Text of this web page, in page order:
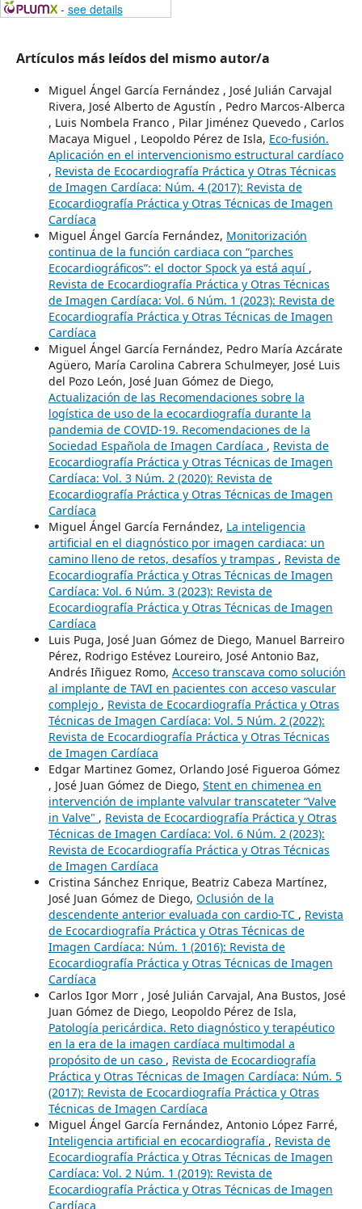
- see details
Artículos más leídos del mismo autor/a
Miguel Ángel García Fernández , José Julián Carvajal
Rivera, José Alberto de Agustín , Pedro Marcos-Alberca
, Luis Nombela Franco , Pilar Jiménez Quevedo , Carlos
Macaya Miguel , Leopoldo Pérez de Isla, Eco-fusión.
Aplicación en el intervencionismo estructural cardíaco
, Revista de Ecocardiografía Práctica y Otras Técnicas
de Imagen Cardíaca: Núm. 4 (2017): Revista de
Ecocardiografía Práctica y Otras Técnicas de Imagen
Cardíaca
Miguel Ángel García Fernández, Monitorización
continua de la función cardiaca con “parches
Ecocardiográficos”: el doctor Spock ya está aquí ,
Revista de Ecocardiografía Práctica y Otras Técnicas
de Imagen Cardíaca: Vol. 6 Núm. 1 (2023): Revista de
Ecocardiografía Práctica y Otras Técnicas de Imagen
Cardíaca
Miguel Ángel García Fernández, Pedro María Azcárate
Agüero, María Carolina Cabrera Schulmeyer, José Luis
del Pozo León, José Juan Gómez de Diego,
Actualización de las Recomendaciones sobre la
logística de uso de la ecocardiografía durante la
pandemia de COVID-19. Recomendaciones de la
Sociedad Española de Imagen Cardíaca , Revista de
Ecocardiografía Práctica y Otras Técnicas de Imagen
Cardíaca: Vol. 3 Núm. 2 (2020): Revista de
Ecocardiografía Práctica y Otras Técnicas de Imagen
Cardíaca
Miguel Ángel García Fernández, La inteligencia
artificial en el diagnóstico por imagen cardiaca: un
camino lleno de retos, desafíos y trampas , Revista de
Ecocardiografía Práctica y Otras Técnicas de Imagen
Cardíaca: Vol. 6 Núm. 3 (2023): Revista de
Ecocardiografía Práctica y Otras Técnicas de Imagen
Cardíaca
Luis Puga, José Juan Gómez de Diego, Manuel Barreiro
Pérez, Rodrigo Estévez Loureiro, José Antonio Baz,
Andrés Iñiguez Romo, Acceso transcava como solución
al implante de TAVI en pacientes con acceso vascular
complejo , Revista de Ecocardiografía Práctica y Otras
Técnicas de Imagen Cardíaca: Vol. 5 Núm. 2 (2022):
Revista de Ecocardiografía Práctica y Otras Técnicas
de Imagen Cardíaca
Edgar Martinez Gomez, Orlando José Figueroa Gómez
, José Juan Gómez de Diego, Stent en chimenea en
intervención de implante valvular transcateter “Valve
in Valve" , Revista de Ecocardiografía Práctica y Otras
Técnicas de Imagen Cardíaca: Vol. 6 Núm. 2 (2023):
Revista de Ecocardiografía Práctica y Otras Técnicas
de Imagen Cardíaca
Cristina Sánchez Enrique, Beatriz Cabeza Martínez,
José Juan Gómez de Diego, Oclusión de la
descendente anterior evaluada con cardio-TC , Revista
de Ecocardiografía Práctica y Otras Técnicas de
Imagen Cardíaca: Núm. 1 (2016): Revista de
Ecocardiografía Práctica y Otras Técnicas de Imagen
Cardíaca
Carlos Igor Morr , José Julián Carvajal, Ana Bustos, José
Juan Gómez de Diego, Leopoldo Pérez de Isla,
Patología pericárdica. Reto diagnóstico y terapéutico
en la era de la imagen cardíaca multimodal a
propósito de un caso , Revista de Ecocardiografía
Práctica y Otras Técnicas de Imagen Cardíaca: Núm. 5
(2017): Revista de Ecocardiografía Práctica y Otras
Técnicas de Imagen Cardíaca
Miguel Ángel García Fernández, Antonio López Farré,
Inteligencia artificial en ecocardiografía , Revista de
Ecocardiografía Práctica y Otras Técnicas de Imagen
Cardíaca: Vol. 2 Núm. 1 (2019): Revista de
Ecocardiografía Práctica y Otras Técnicas de Imagen
Cardíaca